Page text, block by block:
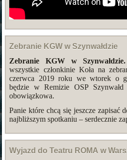
Zebranie KGW w Szynwałdzie
Zebranie KGW w Szynwałdzie.
wszystkie członkinie Koła na
czerwca 2019 roku we wtorek o
będzie w Remizie OSP
obowiązkowa.
Panie które chcą się jeszcze zapisać
najbliższym spotkaniu – serdecznie
Wyjazd do Teatru ROMA w